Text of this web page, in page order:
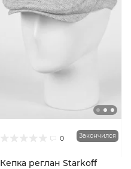
0 Закончился
Кепка реглан Starkoff